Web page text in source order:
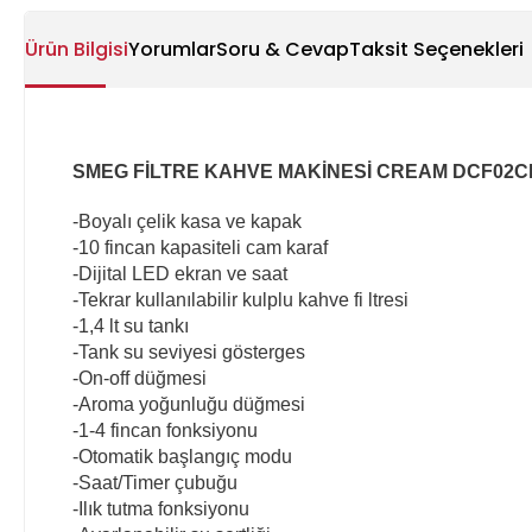
Ürün BilgisiYorumlarSoru & CevapTaksit Seçenekleri
SMEG FİLTRE KAHVE MAKİNESİ CREAM
-Boyalı çelik kasa ve kapak
-10 fincan kapasiteli cam karaf
-Dijital LED ekran ve saat
-Tekrar kullanılabilir kulplu kahve fi ltresi
-1,4 lt su tankı
-Tank su seviyesi gösterges
-On-off düğmesi
-Aroma yoğunluğu düğmesi
-1-4 fincan fonksiyonu
-Otomatik başlangıç modu
-Saat/Timer çubuğu
-Ilık tutma fonksiyonu